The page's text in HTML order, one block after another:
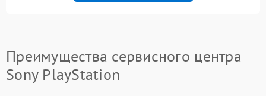
Преимущества сервисного центра
Sony PlayStation